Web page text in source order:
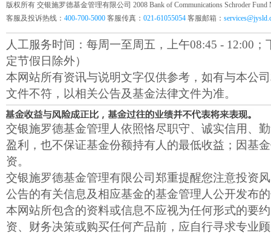
版权所有 交银施罗德基金管理有限公司 2008 Bank of Communications Schroder Fund
客服及投诉热线： 400-700-5000 客服传真： 021-61055054 客服邮箱：
人工服务时间：每周一至周五，上午08:45 - 12:00；
定节假日除外）
本网站所有资讯与说明文字仅供参考，如有与本公
文件不符，以相关公告及基金法律文件为准。
交银施罗德基金管理人依照恪尽职守、诚实信用、
盈利，也不保证基金份额持有人的最低收益；因基
资。
交银施罗德基金管理有限公司郑重提醒您注意投资
公告的有关信息及相应基金的基金管理人公开发布
本网站所包含的资料或信息不应视为任何形式的要
资、财务决策或购买任何产品前，应自行寻求专业